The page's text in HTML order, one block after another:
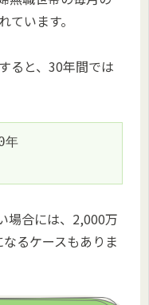
います。
ると、30年間では
年
場合には、2,000万
るケースもありま